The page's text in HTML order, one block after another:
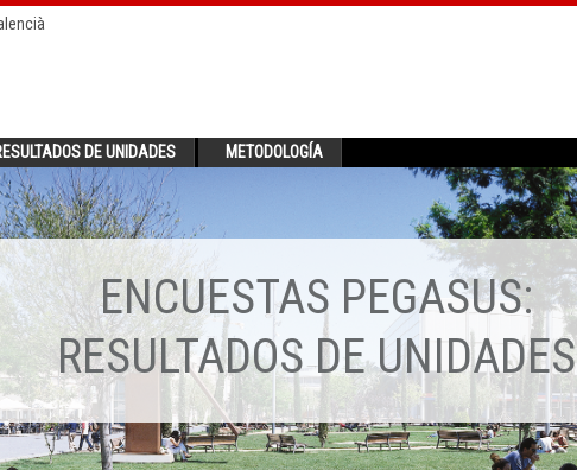
DE UNIDADES METODOLOGÍA
ENCUESTAS PEGASUS:
RESULTADOS DE UNIDADES